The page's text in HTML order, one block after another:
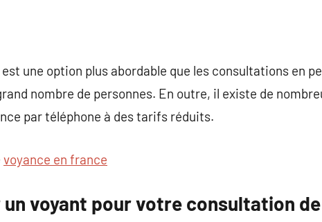
une option plus abordable que les consultations en
nombre de personnes. En outre, il existe de
par téléphone à des tarifs réduits.
voyance en france
voyant pour votre consultation